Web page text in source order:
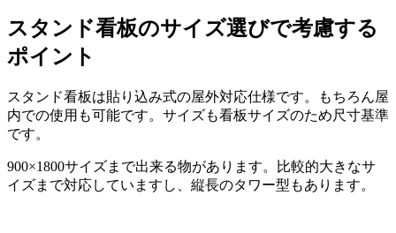
スタンド看板のサイズ選びで考慮する
ポイント
スタンド看板は貼り込み式の屋外対応仕様です。もちろん屋
内での使用も可能です。サイズも看板サイズのため尺寸基準
です。
900×1800サイズまで出来る物があります。比較的大きなサ
イズまで対応していますし、縦長のタワー型もあります。